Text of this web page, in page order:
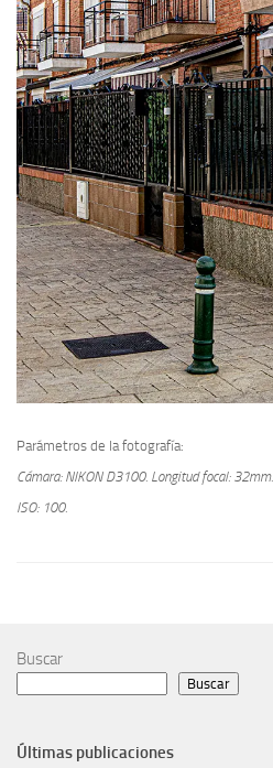
Parámetros de la fotografía:
Cámara: NIKON D3100. Longitud focal: 32mm.
ISO: 100.
Buscar
Buscar
Últimas publicaciones